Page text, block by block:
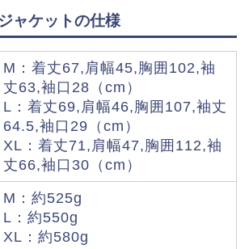
ャケットの仕様
M：着丈67,肩幅45,胸囲102,袖
丈63,袖口28（cm）
L：着丈69,肩幅46,胸囲107,袖丈
64.5,袖口29（cm）
XL：着丈71,肩幅47,胸囲112,袖
丈66,袖口30（cm）
M：約525g
L：約550g
XL：約580g